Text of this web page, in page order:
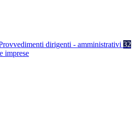
dirigenti - amministrativi 32
imprese